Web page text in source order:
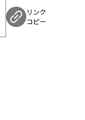
リンク
コピー